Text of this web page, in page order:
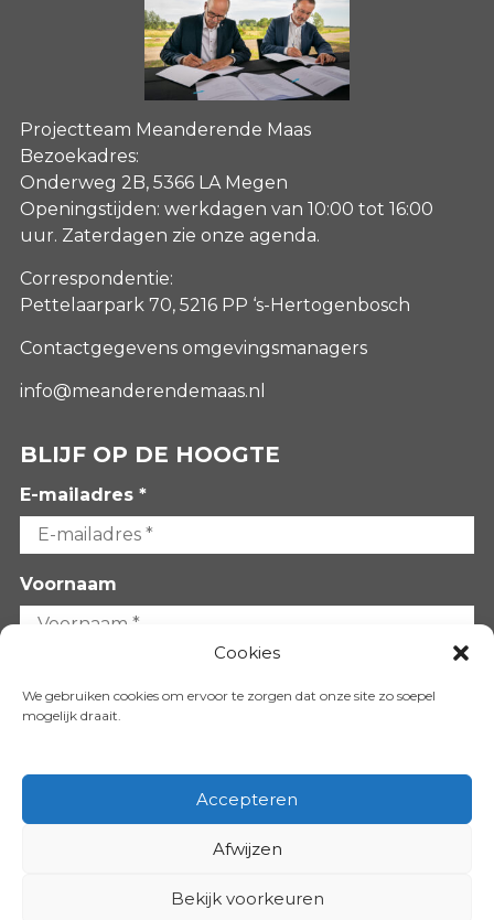
Cookies
We gebruiken cookies om ervoor te zorgen dat onze site zo soepel
mogelijk draait.
Accepteren
Afwijzen
Bekijk voorkeuren
Projectteam Meanderende Maas
Bezoekadres:
Onderweg 2B, 5366 LA Megen
Openingstijden: werkdagen van 10:00 tot 16:00
uur. Zaterdagen zie onze agenda.
Correspondentie:
Pettelaarpark 70, 5216 PP ‘s-Hertogenbosch
Contactgegevens omgevingsmanagers
info@meanderendemaas.nl
BLIJF OP DE HOOGTE
E-mailadres *
Voornaam
VOLG ONS OP: